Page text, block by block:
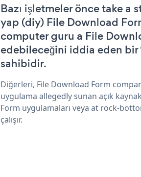
Bazı işletmeler önce take a
yap (diy) File Download
computer guru a File
edebileceğini iddia eden bir
sahibidir.
Diğerleri, File Download Form
uygulama allegedly sunan açık
Form uygulamaları veya at rock-
çalışır.